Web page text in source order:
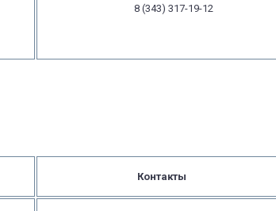
8 (343) 317-19-12
Контакты